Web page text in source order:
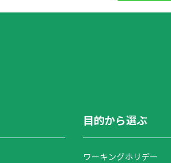
目的から選ぶ
ワーキングホリデー